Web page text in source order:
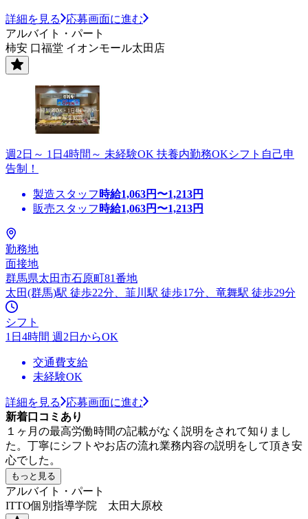
詳細を見る
応募画面に進む
アルバイト・パート
柿安 口福堂 イオンモール太田店
週2日～ 1日4時間～ 未経験OK 扶養内勤務OKシフト自己申
告制！
製造スタッフ 時給1,063円〜1,213円
販売スタッフ 時給1,063円〜1,213円
勤務地
面接地
群馬県太田市石原町81番地
太田(群馬)駅 徒歩22分、韮川駅 徒歩17分、竜舞駅 徒歩29分
シフト
1日4時間 週2日からOK
交通費支給
未経験OK
詳細を見る
応募画面に進む
新着口コミあり
１ヶ月の最高労働時間の記載がなく説明をされて知りまし
た。丁寧にシフトやお店の流れ業務内容の説明をして頂き安
心でした。
もっと見る
アルバイト・パート
ITTO個別指導学院 太田大原校